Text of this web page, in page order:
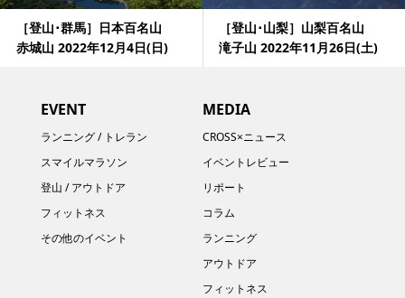
［登山･群馬］日本百名山
赤城山 2022年12月4日(日)
［登山･山梨］山梨百名山
滝子山 2022年11月26日(土)
EVENT
ランニング / トレラン
スマイルマラソン
登山 / アウトドア
フィットネス
その他のイベント
MEDIA
CROSS×ニュース
イベントレビュー
リポート
コラム
ランニング
アウトドア
フィットネス